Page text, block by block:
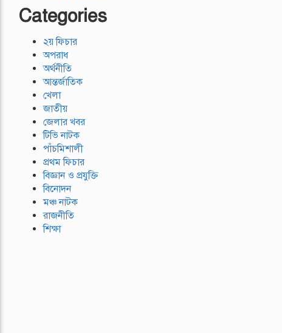
Categories
২য় ফিচার
অপরাধ
অর্থনীতি
আন্তর্জাতিক
খেলা
জাতীয়
জেলার খবর
টিভি নাটক
পাঁচমিশালী
প্রথম ফিচার
বিজ্ঞান ও প্রযুক্তি
বিনোদন
মঞ্চ নাটক
রাজনীতি
শিক্ষা